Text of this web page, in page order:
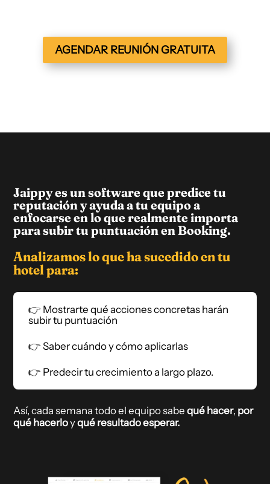
AGENDAR REUNIÓN GRATUITA
Jaippy es un software que predice tu
reputación y ayuda a tu equipo a
enfocarse en lo que realmente importa
para subir tu puntuación en Booking.
Analizamos lo que ha sucedido en tu
hotel para:
👉 Mostrarte qué acciones concretas harán
subir tu puntuación
👉 Saber cuándo y cómo aplicarlas
👉 Predecir tu crecimiento a largo plazo.
Así, cada semana todo el equipo sabequé hacer, por
qué hacerloyqué resultado esperar.